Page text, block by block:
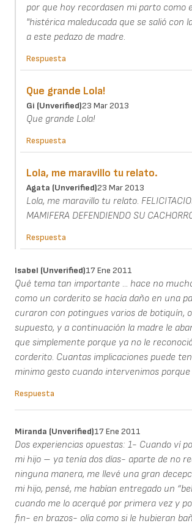
por que hoy recordasen mi parto como
"histérica maleducada que se salió con
a este pedazo de madre.
Respuesta
Que grande Lola!
Gi (unverified)23 Mar 2013
Que grande Lola!
Respuesta
Lola, me maravillo tu relato.
Agata (unverified)23 Mar 2013
Lola, me maravillo tu relato.
MAMIFERA DEFENDIENDO SU
Respuesta
Isabel (unverified)17 Ene 2011
Qué tema tan importante ... hace no
como un corderito se hacía daño en una
curaron con potingues varios de botiquín,
supuesto, y a continuación la madre le
que simplemente porque ya no le
corderito. Cuantas implicaciones puede
minimo gesto cuando intervenimos porque
Respuesta
Miranda (unverified)17 Ene 2011
Dos experiencias opuestas: 1- Cuando ví
mi hijo – ya tenía dos días- aparte de no
ninguna manera, me llevé una gran
mi hijo, pensé, me habían entregado un
cuando me lo acerqué por primera vez y
fin- en brazos- olía como si le hubieran